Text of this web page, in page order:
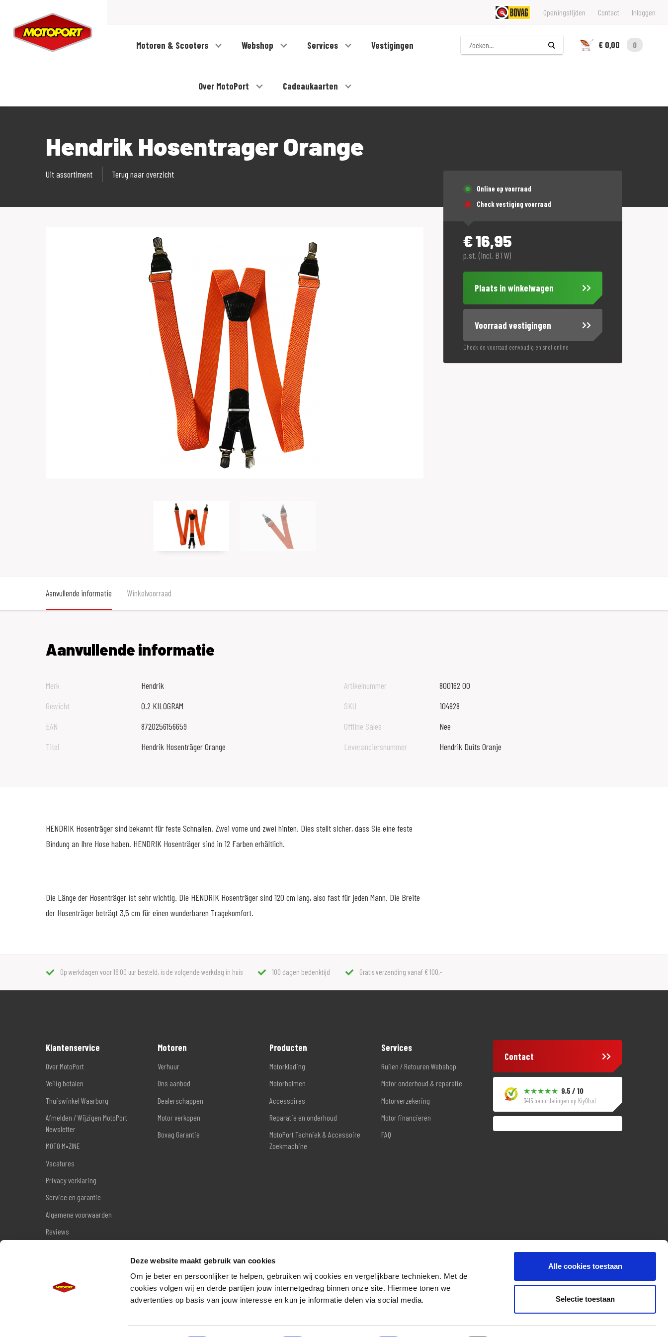
Deze website maakt gebruik van cookies
Om je beter en persoonlijker te helpen, gebruiken wij cookies en vergelijkbare technieken. Met de
cookies volgen wij en derde partijen jouw internetgedrag binnen onze site. Hiermee tonen we
advertenties op basis van jouw interesse en kun je informatie delen via social media.
Alle cookies toestaan
Selectie toestaan
Openingstijden Contact Inloggen
Motoren & Scooters Webshop Services Vestigingen
Over MotoPort Cadeaukaarten
Zoeken
€ 0,00
0
Hendrik Hosentrager Orange
Uit assortiment Terug naar overzicht
Online op voorraad
Check vestiging voorraad
€16,95
p.st. (incl. BTW)
Plaats in winkelwagen
Voorraad vestigingen
Check de voorraad eenvoudig en snel online
Aanvullende informatie Winkelvoorraad
Aanvullende informatie
Merk
Hendrik
Gewicht
0.2 KILOGRAM
EAN
8720256156659
Titel
Hendrik Hosenträger Orange
Artikelnummer
800162 00
SKU
104928
Offline Sales
Nee
Leveranciersnummer
Hendrik Duits Oranje
HENDRIK Hosenträger sind bekannt für feste Schnallen. Zwei vorne und zwei hinten. Dies stellt sicher, dass Sie eine feste
Bindung an Ihre Hose haben. HENDRIK Hosenträger sind in 12 Farben erhältlich.
Die Länge der Hosenträger ist sehr wichtig. Die HENDRIK Hosenträger sind 120 cm lang, also fast für jeden Mann. Die Breite
der Hosenträger beträgt 3,5 cm für einen wunderbaren Tragekomfort.
Op werkdagen voor 16:00 uur besteld, is de volgende werkdag in huis 100 dagen bedenktijd Gratis verzending vanaf € 100,-
Klantenservice
Over MotoPort
Veilig betalen
Thuiswinkel Waarborg
Afmelden / Wijzigen MotoPort
Newsletter
MOTO M•ZINE
Vacatures
Privacy verklaring
Service en garantie
Algemene voorwaarden
Reviews
Motoren
Verhuur
Ons aanbod
Dealerschappen
Motor verkopen
Bovag Garantie
Producten
Motorkleding
Motorhelmen
Accessoires
Reparatie en onderhoud
MotoPort Techniek & Accessoire
Zoekmachine
Services
Ruilen / Retouren Webshop
Motor onderhoud & reparatie
Motorverzekering
Motor financieren
FAQ
Contact
9,5 / 10
3415 beoordelingen op KiyOh.nl